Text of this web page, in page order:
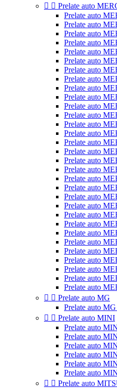
  Prelate auto
Prelate auto
Prelate auto
Prelate auto
Prelate auto
Prelate auto
Prelate auto
Prelate auto
Prelate auto
Prelate auto
Prelate auto
Prelate auto
Prelate auto
Prelate auto
Prelate auto
Prelate auto
Prelate auto
Prelate auto
Prelate auto
Prelate auto
Prelate auto
Prelate auto
Prelate auto
Prelate auto
Prelate auto
Prelate auto
Prelate auto
Prelate auto
Prelate auto
Prelate auto
Prelate auto
Prelate auto
  Prelate auto MG
Prelate auto
  Prelate auto MINI
Prelate auto
Prelate auto
Prelate auto
Prelate auto
Prelate auto
Prelate auto
  Prelate auto